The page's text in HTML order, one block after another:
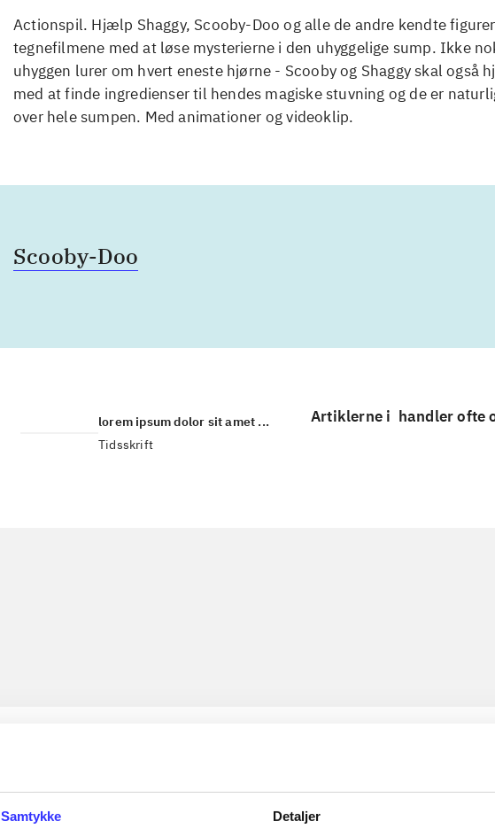
Samtykke Detaljer
Actionspil. Hjælp Shaggy, Scooby-Doo og alle de andre kendte
tegnefilmene med at løse mysterierne i den uhyggelige sump. Ikke
uhyggen lurer om hvert eneste hjørne - Scooby og Shaggy skal også
med at finde ingredienser til hendes magiske stuvning og de er
over hele sumpen. Med animationer og videoklip.
Scooby-Doo
lorem ipsum dolor sit amet ...
Tidsskrift
Artiklerne i handler ofte